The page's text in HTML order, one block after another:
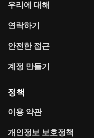
우리에 대해
연락하기
안전한 접근
계정 만들기
정책
이용 약관
개인정보 보호정책